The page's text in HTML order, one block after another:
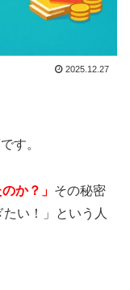
2025.12.27
す。
か？」 その秘密
い！」という人